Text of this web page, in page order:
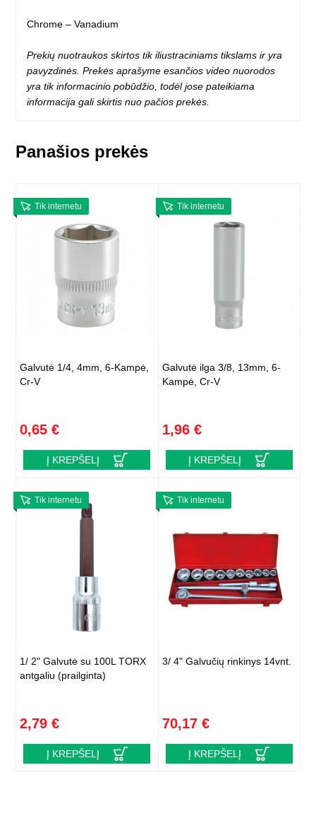
Chrome – Vanadium
Prekių nuotraukos skirtos tik iliustraciniams tikslams ir yra
pavyzdinės. Prekės aprašyme esančios video nuorodos
yra tik informacinio pobūdžio, todėl jose pateikiama
informacija gali skirtis nuo pačios prekės.
Panašios prekės
Tik internetu
Galvutė 1/4, 4mm, 6-Kampė,
Cr-V
0,65 €
Į KREPŠELĮ
Tik internetu
Galvutė ilga 3/8, 13mm, 6-
Kampė, Cr-V
1,96 €
Į KREPŠELĮ
Tik internetu
1/ 2" Galvutė su 100L TORX
antgaliu (prailginta)
2,79 €
Į KREPŠELĮ
Tik internetu
3/ 4" Galvučių rinkinys 14vnt.
70,17 €
Į KREPŠELĮ